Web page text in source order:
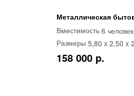
Металлическая
Вместимость 6 человек
Размеры 5,80 x 2,50 x
158 000 p.